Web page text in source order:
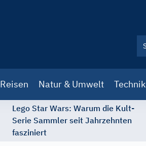
Reisen Natur & Umwelt Technik
Lego Star Wars: Warum die Kult-
Serie Sammler seit Jahrzehnten
fasziniert